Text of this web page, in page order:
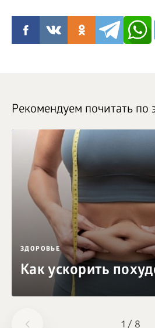
1 / 8
Рекомендуем почитать по
ЗДОРОВЬЕ
Как ускорить